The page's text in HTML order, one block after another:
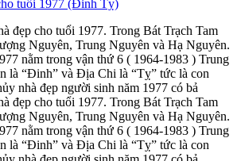
tuổi 1977 (Đinh Tỵ)
đẹp cho tuổi 1977. Trong Bát Trạch Tam
Nguyên, Trung Nguyên và Hạ Nguyên.
nằm trong vận thứ 6 ( 1964-1983 ) Trung
là “Đinh” và Địa Chi là “Tỵ” tức là con
nhà đẹp người sinh năm 1977 có bả
đẹp cho tuổi 1977. Trong Bát Trạch Tam
Nguyên, Trung Nguyên và Hạ Nguyên.
nằm trong vận thứ 6 ( 1964-1983 ) Trung
là “Đinh” và Địa Chi là “Tỵ” tức là con